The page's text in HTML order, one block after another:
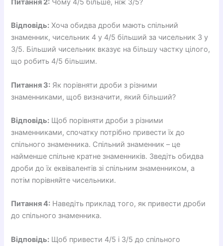
Питання 2: Чому 4/5 більше, ніж 3/5?
Відповідь: Хоча обидва дроби мають спільний
знаменник, чисельник 4 у 4/5 більший за чисельник 3 у
3/5. Більший чисельник вказує на більшу частку цілого,
що робить 4/5 більшим.
Питання 3: Як порівняти дроби з різними
знаменниками, щоб визначити, який більший?
Відповідь: Щоб порівняти дроби з різними
знаменниками, спочатку потрібно привести їх до
спільного знаменника. Спільний знаменник – це
найменше спільне кратне знаменників. Зведіть обидва
дроби до їх еквівалентів зі спільним знаменником, а
потім порівняйте чисельники.
Питання 4: Наведіть приклад того, як привести дроби
до спільного знаменника.
Відповідь: Щоб привести 4/5 і 3/5 до спільного